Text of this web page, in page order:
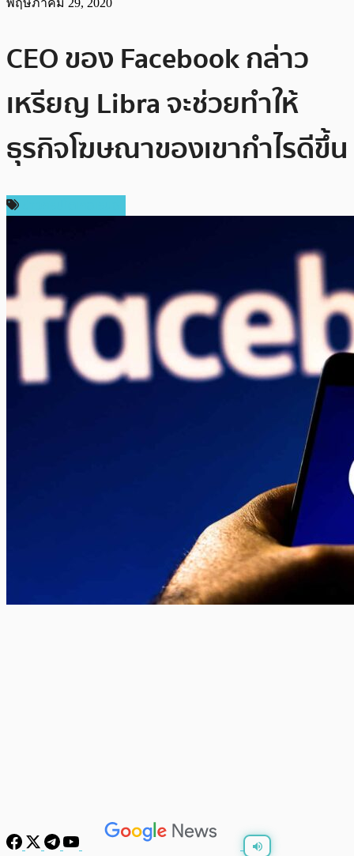
CEO ของ Facebook กล่าว
เหรียญ Libra จะช่วยทำให้
ธุรกิจโฆษณาของเขากำไรดีขึ้น